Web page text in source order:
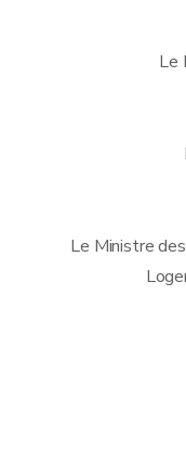
Le
Le Ministre